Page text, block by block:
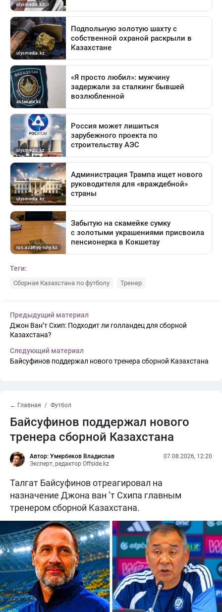
Теги:
Сборная Казахстана по футболу Тренер
Предыдущий материал
Джон Ван’т Схип: Подходит ли голландец для сборной
Казахстана?
Следующий материал
Байсуфинов поддержал нового тренера сборной Казахстана
← Главная Футбол
Байсуфинов поддержал нового
тренера сборной Казахстана
Автор: Умербеков Владислав
Эксперт, редактор Offside.kz
07.08.2026, 12:20
Талгат Байсуфинов отреагировал на
назначение Джона ван ’т Схипа главным
тренером сборной Казахстана.